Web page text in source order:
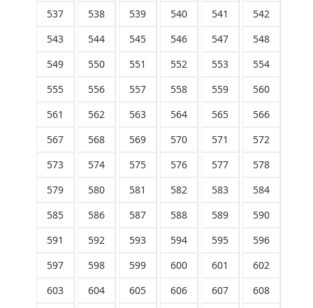
537
538 539 540 541
542
543
544 545 546 547
548
549
550 551 552 553
554
555
556 557 558 559
560
561
562 563 564 565
566
567
568 569 570 571
572
573
574 575 576 577
578
579
580 581 582 583
584
585
586 587 588 589
590
591
592 593 594 595
596
597
598 599 600 601
602
603
604 605 606 607
608